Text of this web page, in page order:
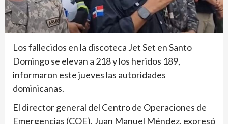
Los fallecidos en la discoteca Jet Set en Santo
Domingo se elevan a 218 y los heridos 189,
informaron este jueves las autoridades
dominicanas.
El director general del Centro de Operaciones de
Emergencias (COE), Juan Manuel Méndez, expresó